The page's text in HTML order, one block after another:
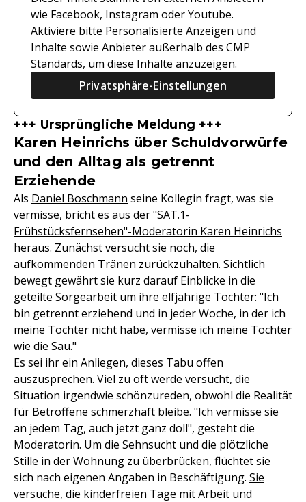
wie Facebook, Instagram oder Youtube.
Aktiviere bitte Personalisierte Anzeigen und
Inhalte sowie Anbieter außerhalb des CMP
Standards, um diese Inhalte anzuzeigen.
Privatsphäre-Einstellungen
+++ Ursprüngliche Meldung +++
Karen Heinrichs über Schuldvorwürfe
und den Alltag als getrennt
Erziehende
Als Daniel Boschmann seine Kollegin fragt, was sie
vermisse, bricht es aus der"SAT.1-
Frühstücksfernsehen"-Moderatorin Karen Heinrichs
heraus. Zunächst versucht sie noch, die
aufkommenden Tränen zurückzuhalten. Sichtlich
bewegt gewährt sie kurz darauf Einblicke in die
geteilte Sorgearbeit um ihre elfjährige Tochter: "Ich
bin getrennt erziehend und in jeder Woche, in der ich
meine Tochter nicht habe, vermisse ich meine Tochter
wie die Sau."
Es sei ihr ein Anliegen, dieses Tabu offen
auszusprechen. Viel zu oft werde versucht, die
Situation irgendwie schönzureden, obwohl die Realität
für Betroffene schmerzhaft bleibe. "Ich vermisse sie
an jedem Tag, auch jetzt ganz doll", gesteht die
Moderatorin. Um die Sehnsucht und die plötzliche
Stille in der Wohnung zu überbrücken, flüchtet sie
sich nach eigenen Angaben in Beschäftigung. Sie
versuche, die kinderfreien Tage mit Arbeit und